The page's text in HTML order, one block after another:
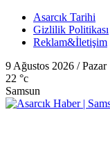
Asarcık Tarihi
Gizlilik Politikası
Reklam&İletişim
9 Ağustos 2026 / Pazar
22 °c
Samsun